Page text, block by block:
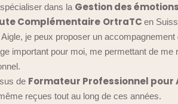
dans la Gestion des émotions
Complémentaire OrtraTC en
je peux proposer un
important pour moi, me permettant de
de Formateur Professionnel pour
reçues tout au long de ces années.